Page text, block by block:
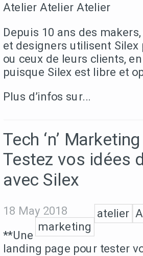
Atelier Atelier Atelier
Depuis 10 ans des
et designers utilisent Silex
ou ceux de leurs clients,
puisque Silex est libre et
Plus d’infos sur...
Tech ‘n’
Testez vos idées
avec Silex
18 May 2018
atelier
marketing
**Une
landing page pour tester